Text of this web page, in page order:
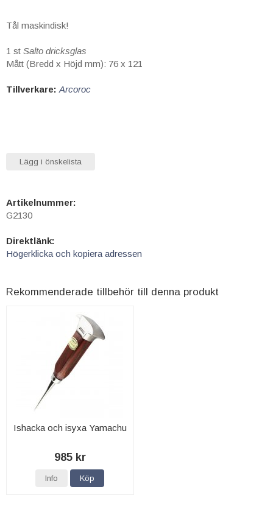
Tål maskindisk!
1 st Salto dricksglas
Mått (Bredd x Höjd mm): 76 x 121
Tillverkare: Arcoroc
Lägg i önskelista
Artikelnummer:
G2130
Direktlänk:
Högerklicka och kopiera adressen
Rekommenderade tillbehör till denna produkt
Ishacka och isyxa Yamachu
985 kr
Info Köp